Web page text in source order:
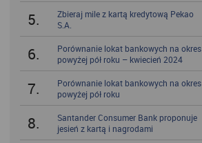
5.
Zbieraj mile z kartą kredytową Pekao
S.A.
6.
Porównanie lokat bankowych na okres
powyżej pół roku – kwiecień 2024
7.
Porównanie lokat bankowych na okres
powyżej pół roku
8.
Santander Consumer Bank proponuje
jesień z kartą i nagrodami